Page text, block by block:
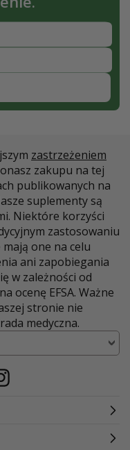
zastrzeżeniem
zakupu na tej
publikowanych na
suplementy są
Niektóre korzyści
zastosowaniu
mają one na celu
ani zapobiegania
w zależności od
ocenę EFSA. Ważne
stronie nie
medyczna.